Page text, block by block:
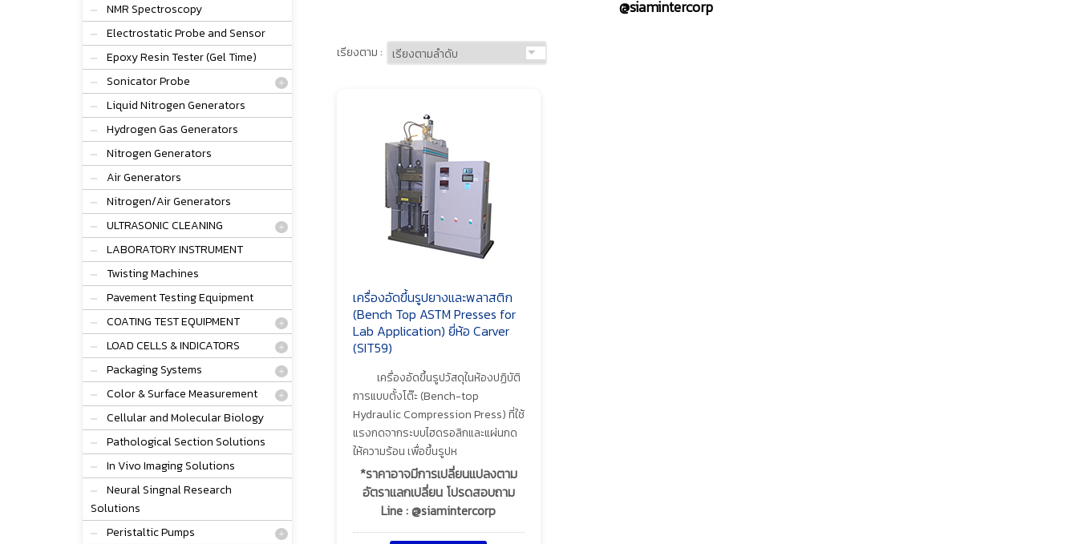
NMR Spectroscopy
Electrostatic Probe and Sensor
Epoxy Resin Tester (Gel Time)
Sonicator Probe
Liquid Nitrogen Generators
Hydrogen Gas Generators
Nitrogen Generators
Air Generators
Nitrogen/Air Generators
ULTRASONIC CLEANING
LABORATORY INSTRUMENT
Twisting Machines
Pavement Testing Equipment
COATING TEST EQUIPMENT
LOAD CELLS & INDICATORS
Packaging Systems
Color & Surface Measurement
Cellular and Molecular Biology
Pathological Section Solutions
In Vivo Imaging Solutions
Neural Singnal Research
Solutions
Peristaltic Pumps
@siamintercorp
เรียงตาม :
เครื่องอัดขึ้นรูปยางและพลาสติก
(Bench Top ASTM Presses for
Lab Application) ยี่ห้อ Carver
(SIT59)
เครื่องอัดขึ้นรูปวัสดุในห้องปฏิบัติ
การแบบตั้งโต๊ะ (Bench-top
Hydraulic Compression Press) ที่ใช้
แรงกดจากระบบไฮดรอลิกและแผ่นกด
ให้ความร้อน เพื่อขึ้นรูปห
*ราคาอาจมีการเปลี่ยนแปลงตาม
อัตราแลกเปลี่ยน โปรดสอบถาม
Line : @siamintercorp